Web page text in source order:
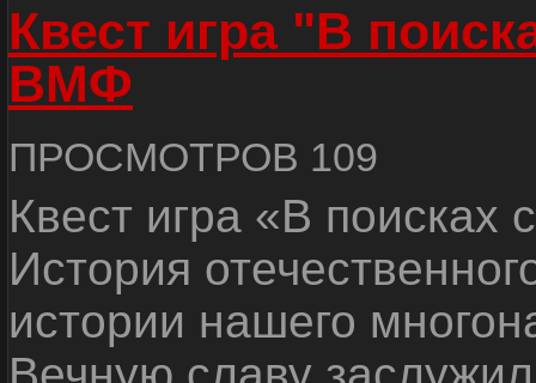
Квест игра "В
ВМФ
ПРОСМОТРОВ 109
Квест игра «В
История
истории нашего